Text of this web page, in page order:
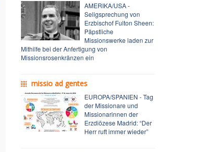
AMERIKA/USA -
Seligsprechung von
Erzbischof Fulton Sheen:
Päpstliche
Missionswerke laden zur
Mithilfe bei der Anfertigung von
Missionsrosenkränzen ein
missio ad gentes
EUROPA/SPANIEN - Tag
der Missionare und
Missionarinnen der
Erzdiözese Madrid: “Der
Herr ruft immer wieder”